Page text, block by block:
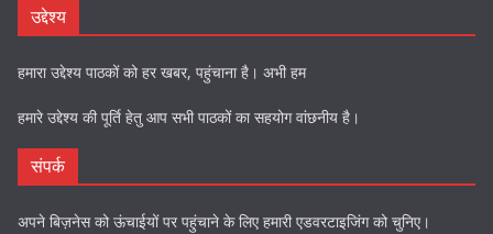
उद्देश्य
हमारा उद्देश्य पाठकों को हर खबर, पहुंचाना है। अभी हम
हमारे उद्देश्य की पूर्ति हेतु आप सभी पाठकों का सहयोग वांछनीय है।
संपर्क
अपने बिज़नेस को ऊंचाईयों पर पहुंचाने के लिए हमारी एडवरटाइजिंग को चुनिए।